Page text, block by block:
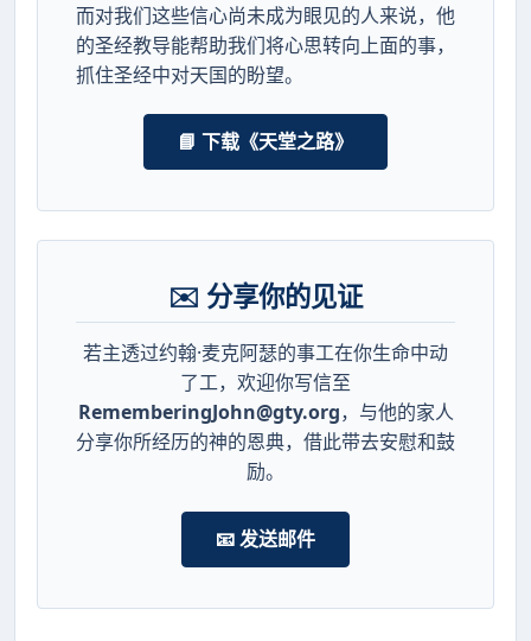
而对我们这些信心尚未成为眼见的人来说，他
的圣经教导能帮助我们将心思转向上面的事，
抓住圣经中对天国的盼望。
📘 下载《天堂之路》
✉️ 分享你的见证
若主透过约翰·麦克阿瑟的事工在你生命中动
了工，欢迎你写信至
RememberingJohn@gty.org，与他的家人
分享你所经历的神的恩典，借此带去安慰和鼓
励。
📧 发送邮件